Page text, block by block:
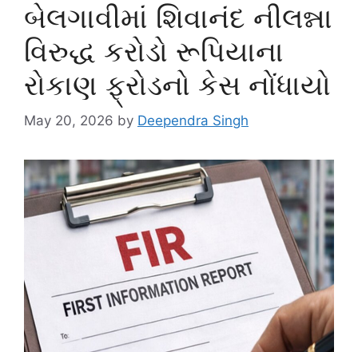
બેલગાવીમાં શિવાનંદ નીલન્ના
વિરુદ્ધ કરોડો રૂપિયાના
રોકાણ ફ્રોડનો કેસ નોંધાયો
May 20, 2026 by Deependra Singh